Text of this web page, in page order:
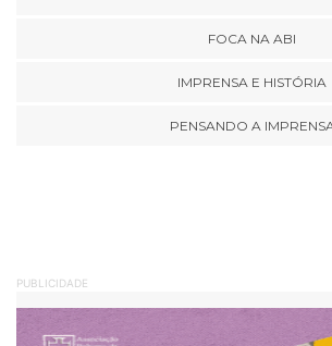
FOCA NA ABI
IMPRENSA E HISTÓRIA
PENSANDO A
PUBLICIDADE